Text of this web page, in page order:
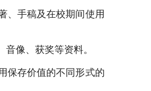
、手稿及在校期间使用
像、获奖等资料。
保存价值的不同形式的